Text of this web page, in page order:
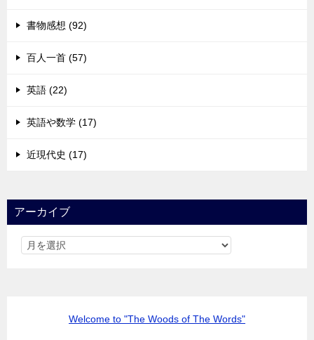
書物感想 (92)
百人一首 (57)
英語 (22)
英語や数学 (17)
近現代史 (17)
アーカイブ
Welcome to "The Woods of The Words"